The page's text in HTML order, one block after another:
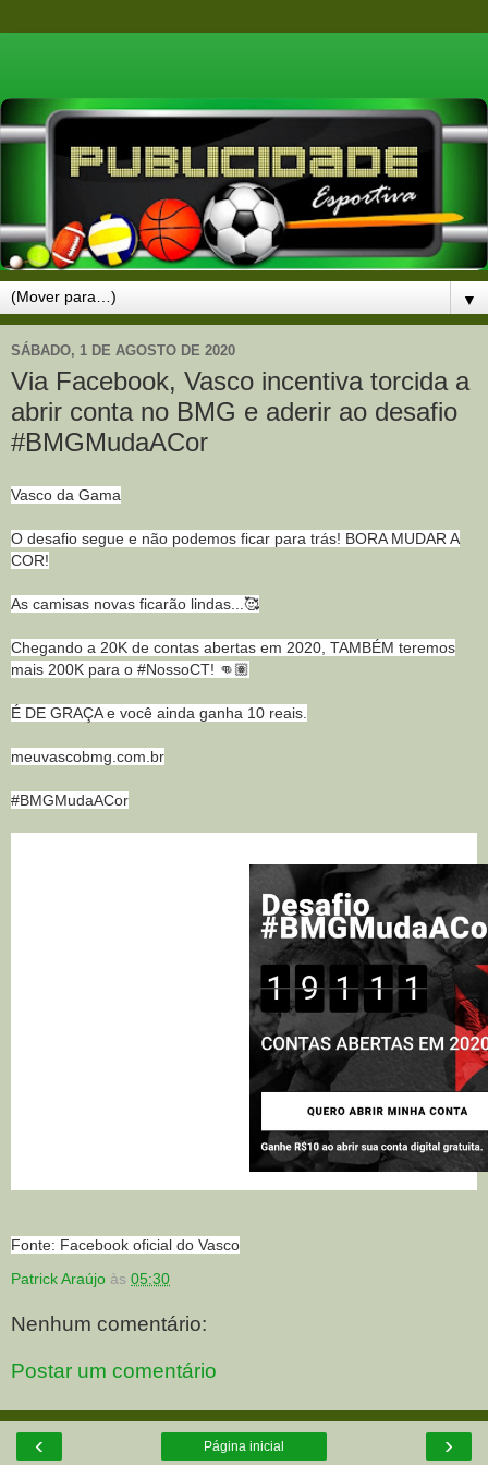
▼
SÁBADO, 1 DE AGOSTO DE 2020
Via Facebook, Vasco incentiva torcida a
abrir conta no BMG e aderir ao desafio
#BMGMudaACor
Vasco da Gama
O desafio segue e não podemos ficar para trás! BORA MUDAR A
COR!
As camisas novas ficarão lindas...🥰
Chegando a 20K de contas abertas em 2020, TAMBÉM teremos
mais 200K para o #NossoCT! 👊🏽
É DE GRAÇA e você ainda ganha 10 reais.
meuvascobmg.com.br
#BMGMudaACor
Fonte: Facebook oficial do Vasco
Patrick Araújo às 05:30
Nenhum comentário:
Postar um comentário
‹ ›
Página inicial